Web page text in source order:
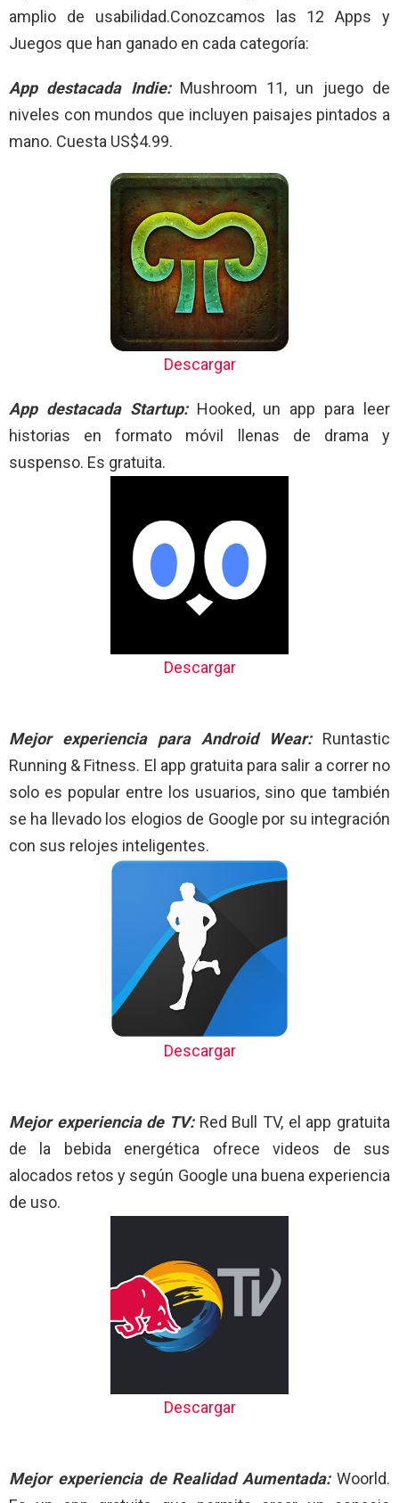
amplio de usabilidad.Conozcamos las 12 Apps y
Juegos que han ganado en cada categoría:
App destacada Indie:Mushroom 11, un juego de
niveles con mundos que incluyen paisajes pintados a
mano. Cuesta US$4.99.
Descargar
App destacada Startup:Hooked, un app para leer
historias en formato móvil llenas de drama y
suspenso. Es gratuita.
Descargar
Mejor experiencia para Android Wear:Runtastic
Running & Fitness. El app gratuita para salir a correr no
solo es popular entre los usuarios, sino que también
se ha llevado los elogios de Google por su integración
con sus relojes inteligentes.
Descargar
Mejor experiencia de TV: Red Bull TV, el app gratuita
de la bebida energética ofrece videos de sus
alocados retos y según Google una buena experiencia
de uso.
Descargar
Mejor experiencia de Realidad Aumentada:Woorld.